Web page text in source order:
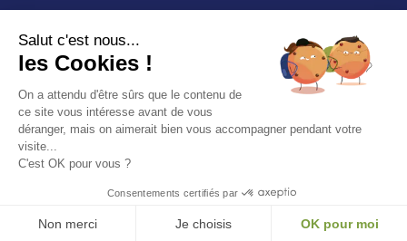
Le Campus
Les studios
Les services
Comment réserver
Contact
Partenaires
Mentions légales
contact@campusdebissy34.com
Route de Ganges 34980
Saint-Clément-de-Rivière
© Campus de Bissy –Mentions légales – byEtincelle
Salut c'est nous...
les Cookies !
On a attendu d'être sûrs que le contenu de
ce site vous intéresse avant de vous
déranger, mais on aimerait bien vous accompagner pendant votre
visite...
C'est OK pour vous ?
Consentements certifiés par
Non merci Je choisis OK pour moi